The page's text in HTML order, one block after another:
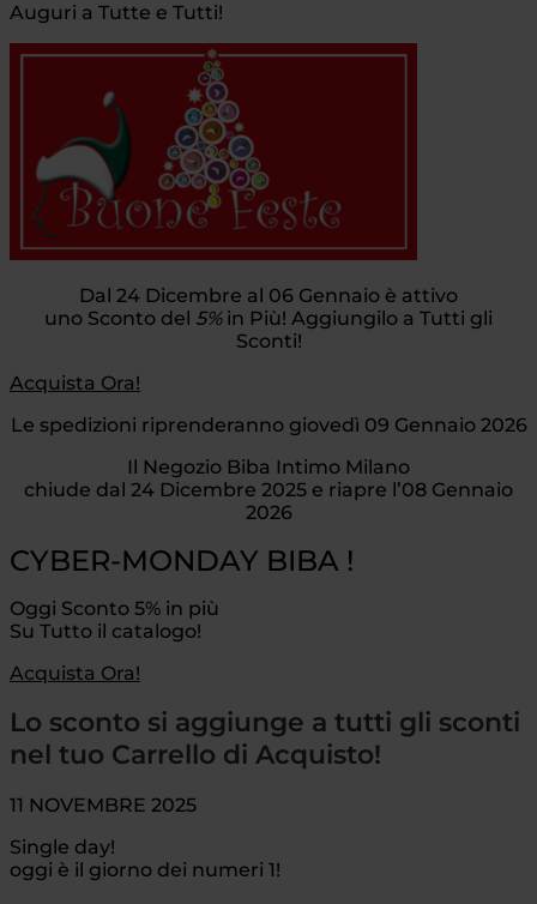
Auguri a Tutte e Tutti!
Dal 24 Dicembre al 06 Gennaio è attivo
uno Sconto del 5%in Più! Aggiungilo a Tutti gli
Sconti!
Acquista Ora!
Le spedizioni riprenderanno giovedì 09 Gennaio 2026
Il Negozio Biba Intimo Milano
chiude dal 24 Dicembre 2025 e riapre l’08 Gennaio
2026
CYBER-MONDAY BIBA !
Oggi Sconto 5% in più
Su Tutto il catalogo!
Acquista Ora!
Lo sconto si aggiunge a tutti gli sconti
nel tuo Carrello di Acquisto!
11 NOVEMBRE 2025
Single day!
oggi è il giorno dei numeri 1!